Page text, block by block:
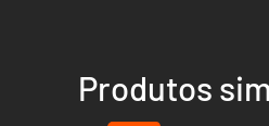
Produtos